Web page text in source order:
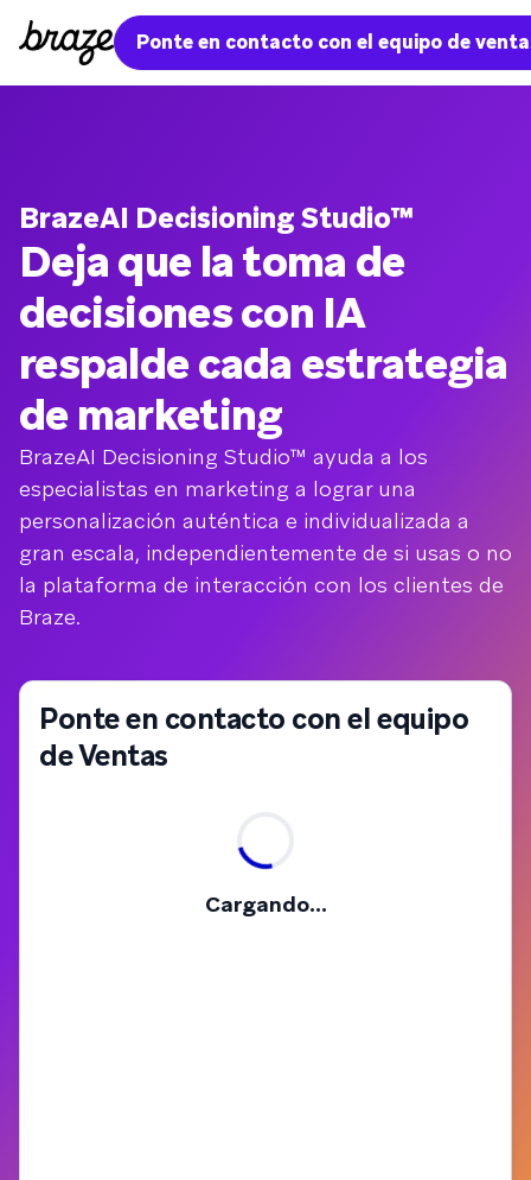
Ponte en contacto con el equipo de
BrazeAI Decisioning Studio™
Deja que la toma de
decisiones con IA
respalde cada estrategia
de marketing
BrazeAI Decisioning Studio™ ayuda a los
especialistas en marketing a lograr una
personalización auténtica e individualizada a
gran escala, independientemente de si usas o no
la plataforma de interacción con los clientes de
Braze.
Ponte en contacto con el equipo
de Ventas
Cargando...